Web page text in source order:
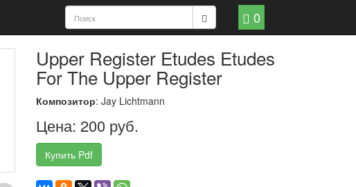
0
Upper Register Etudes Etudes
For The Upper Register
Композитор: Jay Lichtmann
Цена: 200 руб.
Купить Pdf